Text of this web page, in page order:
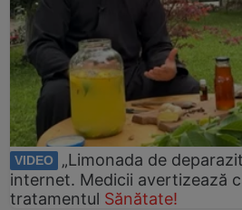
VIDEO
„Limonada de
internet. Medicii avertizează
tratamentul Sănătate!